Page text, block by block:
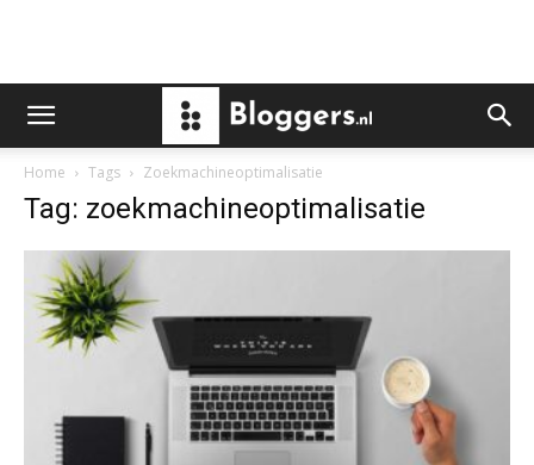
Home Tags Zoekmachineoptimalisatie
Tag: zoekmachineoptimalisatie